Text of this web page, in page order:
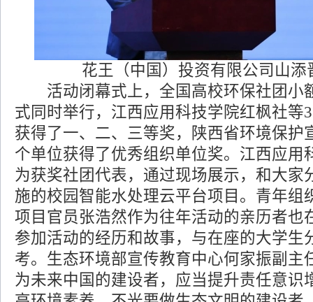
花王（中国）投资有限公司山添
活动闭幕式上，全国高校环保社团小
式同时举行，江西应用科技学院红枫社等
获得了一、二、三等奖，陕西省环境保护
个单位获得了优秀组织单位奖。江西应用
为获奖社团代表，通过现场展示，和大家
施的校园智能水处理云平台项目。青年组
项目官员张浩然作为往年活动的亲历者也
参加活动的经历和故事，与在座的大学生
考。生态环境部宣传教育中心何家振副主
为未来中国的建设者，应当提升责任意识